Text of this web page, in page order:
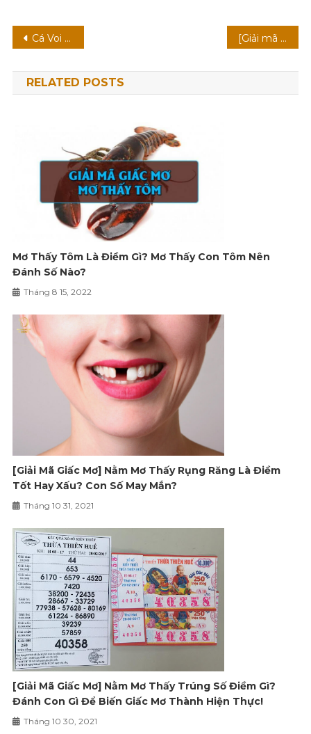
Điều
hướng
bài
Cá Voi Xanh ăn gì? Một số thắc mắc về cá voi xanh [Giải mã giấc mơ] Nằm mơ thấy trúng số điềm gì? Đánh con gì để biến giấc mơ thành hiện thực!
RELATED POSTS
Mơ Thấy Tôm Là Điềm Gì? Mơ Thấy Con Tôm Nên
Đánh Số Nào?
Tháng 8 15, 2022
[Giải Mã Giấc Mơ] Nằm Mơ Thấy Rụng Răng Là Điềm
Tốt Hay Xấu? Con Số May Mắn?
Tháng 10 31, 2021
[Giải Mã Giấc Mơ] Nằm Mơ Thấy Trúng Số Điềm Gì?
Đánh Con Gì Để Biến Giấc Mơ Thành Hiện Thực!
Tháng 10 30, 2021